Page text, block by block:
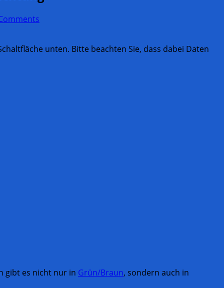
unten. Bitte beachten Sie, dass dabei Daten
gibt es nicht nur in Grün/Braun, sondern auch in